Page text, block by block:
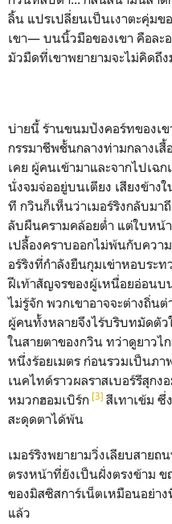
ลิ้น แปรเปลี่ยนเป็นเงาตะคุ่มข
เขา— บนนิ้วมือของเขา คือละ
มัวมืดที่เขาพยายามจะไม่คิดถึ
บ่ายนี้ ร้านขนมปังคอร์ทของเ
กรรมาชีพชั้นกลางท่ามกลางเสื้
เคย ผู้คนเข้ามาและจากไปเฉ
นั่งจมจ่ออยู่บนเตียง เสียงข้าง
ที กวินก็เห็นว่าเมอร์ริงกลับมา
ลับผืนครามคล้อยต่ำ แต่ใบหน้
เปลื้องคราบออกไม่พ้นกับควา
อร์ริงที่กำลังยืนกุมเข่าหอบระ
ฝีเท้าสัญจรของผู้เหนื่อยอ่อน
ไม่รู้จัก พวกเขาอาจจะต่างถิ่น
ผู้คนทั้งหลายจึงไร้บริบทมัดตัว
ในสายตาของกวิน ทว่าดูยาวไ
หนึ่งร้อยเมตร ก่อนรวมเป็นภ
เนคไทด์ราวผลราสเบอร์รีสุกง
หมวกฮอมเบิร์ก [3] สีเทาเข้ม ซึ่
สะดุดตาได้พ้น
เมอร์ริงพยายามวิ่งเลียบสาย
ตรงหน้าที่ยังเป็นฝั่งตรงข้าม
ของมิสซิสการ์เน็ตเหมือนอย่า
แล้ว